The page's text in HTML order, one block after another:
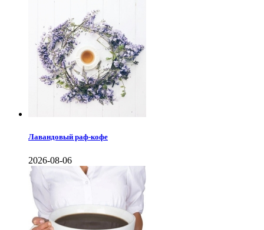
Лавандовый раф-кофе
2026-08-06